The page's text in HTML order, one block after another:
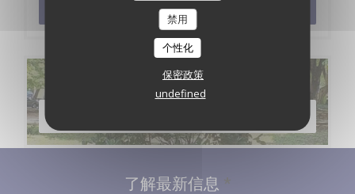
禁用
个性化
保密政策
undefined
预订餐位
菜单
了解最新信息 *